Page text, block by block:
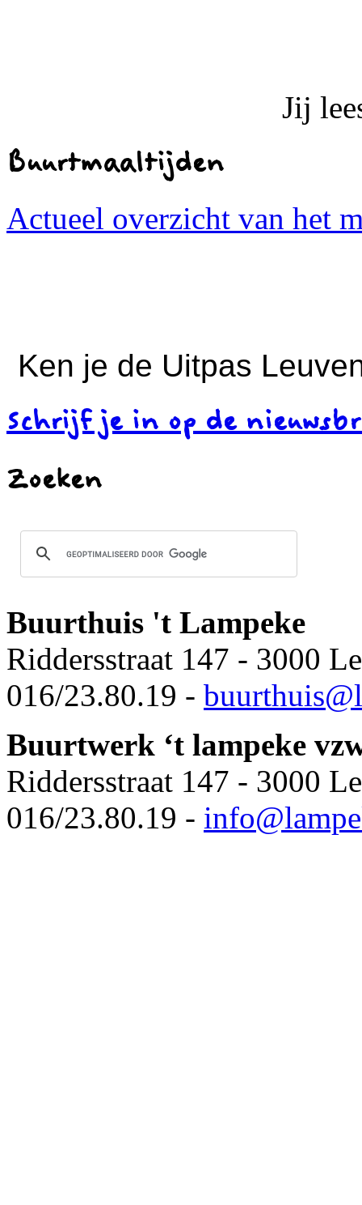
Jij
Buurtmaaltijden
Actueel overzicht van het
Ken je de Uitpas
Schrijf je in op de
Zoeken
Buurthuis 't Lampeke
Riddersstraat 147 - 3000
016/23.80.19 - buurthuis
Buurtwerk ‘t lampeke
Riddersstraat 147 - 3000
016/23.80.19 -